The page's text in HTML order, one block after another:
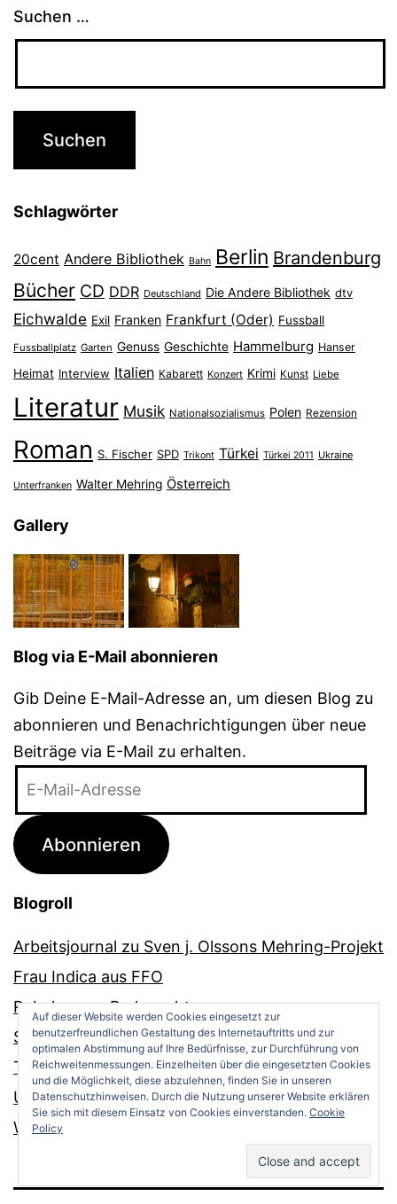
Suchen …
Schlagwörter
20cent Andere Bibliothek Bahn Berlin Brandenburg
Bücher CD DDR Deutschland Die Andere Bibliothek dtv
Eichwalde Exil Franken Frankfurt (Oder) Fussball
Fussballplatz Garten Genuss Geschichte Hammelburg Hanser
Heimat Interview Italien Kabarett Konzert Krimi Kunst Liebe
Literatur Musik Nationalsozialismus Polen Rezension
Roman S. Fischer SPD Trikont Türkei Türkei 2011 Ukraine
Unterfranken Walter Mehring Österreich
Gallery
Blog via E-Mail abonnieren
Gib Deine E-Mail-Adresse an, um diesen Blog zu
abonnieren und Benachrichtigungen über neue
Beiträge via E-Mail zu erhalten.
Adresse
Abonnieren
Blogroll
Arbeitsjournal zu Sven j. Olssons Mehring-Projekt
Frau Indica aus FFO
Rubelmanns Parkwacht
Sophie in New York
Textweide
Utes Berlin
Walter Mehring
Auf dieser Website werden Cookies eingesetzt zur
benutzerfreundlichen Gestaltung des Internetauftritts und zur
optimalen Abstimmung auf Ihre Bedürfnisse, zur Durchführung von
Reichweitenmessungen. Einzelheiten über die eingesetzten Cookies
und die Möglichkeit, diese abzulehnen, finden Sie in unseren
Datenschutzhinweisen. Durch die Nutzung unserer Website erklären
Sie sich mit diesem Einsatz von Cookies einverstanden. Cookie
Policy